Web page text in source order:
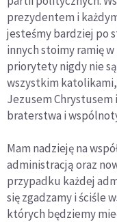
prezydentem i
jesteśmy bardziej po
innych stoimy ramię
priorytety nigdy nie
wszystkim
Jezusem
braterstwa i
Mam nadzieję na
administracją oraz
przypadku każdej
się zgadzamy i ściśle
których będziemy